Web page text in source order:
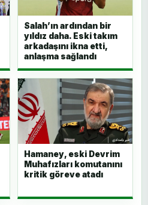
Salah’ın ardından bir
yıldız daha. Eski takım
arkadaşını ikna etti,
anlaşma sağlandı
Hamaney, eski Devrim
Muhafızları komutanını
kritik göreve atadı